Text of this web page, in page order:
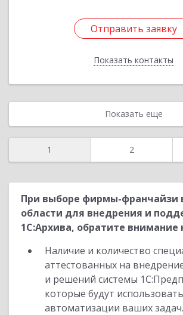
Отправить заявку
Показать контакты
Отправить заявку
Назад
Показать еще
1 2
При выборе фирмы-франчайзи
области для внедрения и
1С:Архива, обратите внимание
Наличие и количество
аттестованных на
и решений системы
которые будут
автоматизации ваших задач.